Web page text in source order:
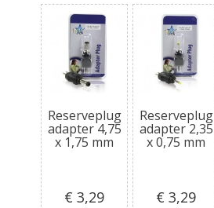
Reserveplug
adapter 4,75
x 1,75 mm
€ 3,29
Reserveplug
adapter 2,35
x 0,75 mm
€ 3,29